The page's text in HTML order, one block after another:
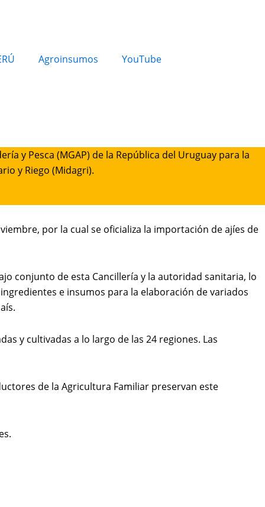
Agroinsumos YouTube
y Pesca (MGAP) de la República del Uruguay para la
y Riego (Midagri).
por la cual se oficializa la importación de ajíes de
conjunto de esta Cancillería y la autoridad sanitaria, lo
e insumos para la elaboración de variados
y cultivadas a lo largo de las 24 regiones. Las
de la Agricultura Familiar preservan este